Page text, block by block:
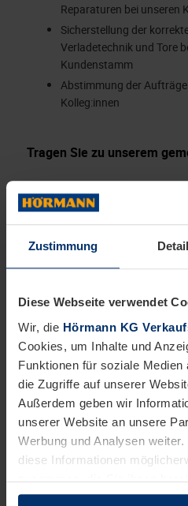
Zustimmung
Diese Webseite verwendet
Wir, die Hörmann KG
Cookies, um Inhalte und
Funktionen für soziale Medien
die Zugriffe auf unserer
Außerdem geben wir
unserer Website an unsere
Werbung und Analysen
diese Informationen
zusammen, die Sie ihnen
sie im Rahmen Ihrer Nutzung
Reparaturen bei unseren
Sicherstellung der
Verladetechnik und Tore
Kundenstamm
Abstimmung der
Kolleg:innen
Tragen Sie zu unserem
Das bringen Sie mit:
Abgeschlossene
Elektroniker:in,
Schlosser:in,
handwerkliche Vorbildung
Gültigen Führerschein
Möglichkeit zur Arbeit
Deutschkenntnisse
Dies wäre wünschenswert:
Erfahrung in der
Verladetechnik und Toren
Erste praktische
Wir möchten, dass Sie sich